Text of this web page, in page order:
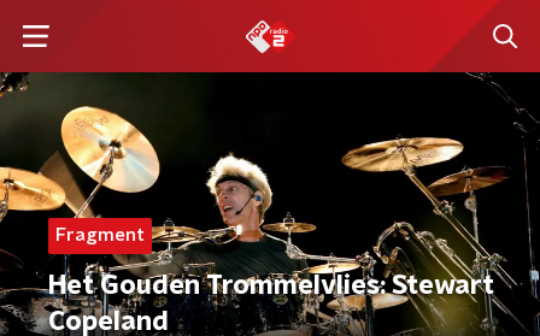
Fragment
Het Gouden Trommelvlies: Stewart
Copeland